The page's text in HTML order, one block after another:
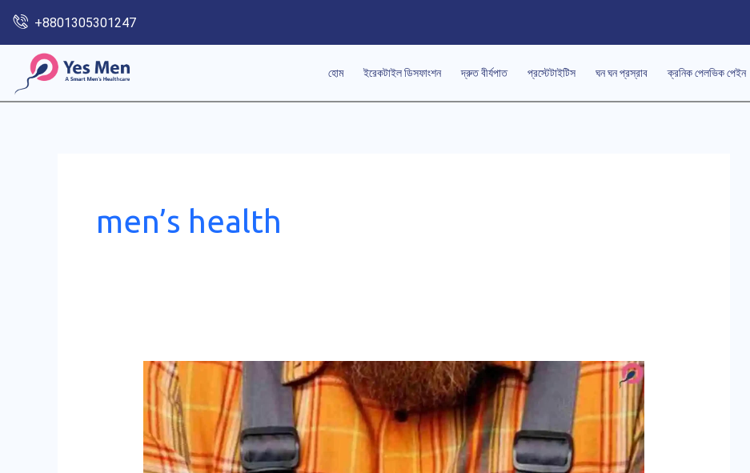
content
+8801305301247
হোম ইরেকটাইল ডিসফাংশন দ্রুত বীর্যপাত প্রস্টেটাইটিস ঘন ঘন প্রস্রাব ক্রনিক পেলভিক পেইন
men’s health
পুরুষদের
কুমড়া
বীজ
উপকারিতা